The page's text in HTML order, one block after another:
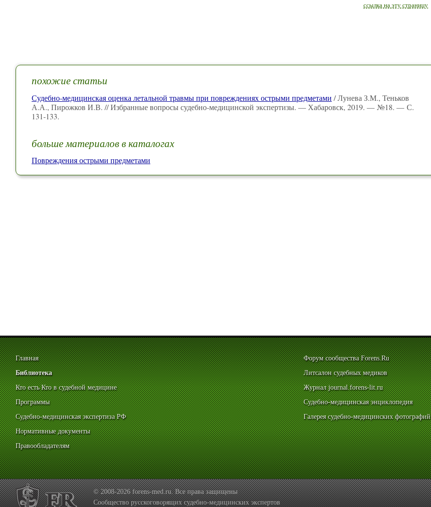
ссылка на эту страницу
похожие статьи
Судебно-медицинская оценка летальной травмы при повреждениях острыми предметами / Лунева З.М., Теньков
А.А., Пирожков И.В. // Избранные вопросы судебно-медицинской экспертизы. — Хабаровск, 2019. — №18. — С.
131-133.
больше материалов в каталогах
Повреждения острыми предметами
Главная
Библиотека
Кто есть Кто в судебной медицине
Программы
Судебно-медицинская экспертиза РФ
Нормативные документы
Правообладателям
Форум сообщества Forens.Ru
Литсалон судебных медиков
Журнал journal.forens-lit.ru
Судебно-медицинская энциклопедия
Галерея судебно-медицинских фотографий
© 2008-2026 forens-med.ru. Все права защищены
Сообщество русскоговорящих судебно-медицинских экспертов